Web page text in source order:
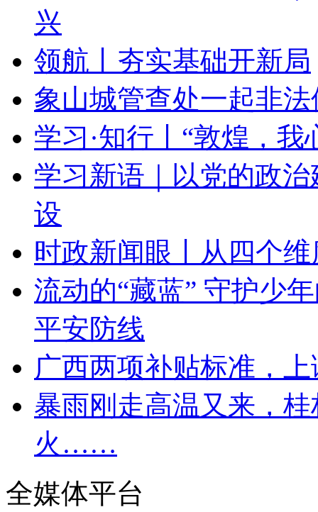
兴
领航丨夯实基础开新局
象山城管查处一起非
学习·知行丨“敦煌，我
学习新语｜以党的政
设
时政新闻眼丨从四个
流动的“藏蓝” 守护少
平安防线
广西两项补贴标准，
暴雨刚走高温又来，
火……
全媒体平台